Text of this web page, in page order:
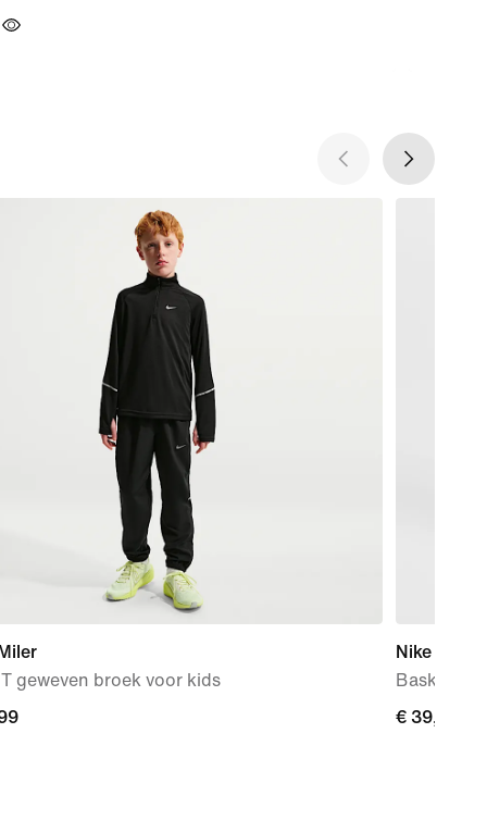
geweven broek voor kids
Nike DNA
€ 39,99
€ 39,99